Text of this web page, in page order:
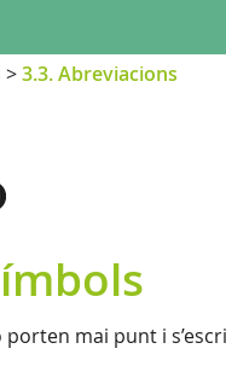
>3.3. Abreviacions
porten mai punt i